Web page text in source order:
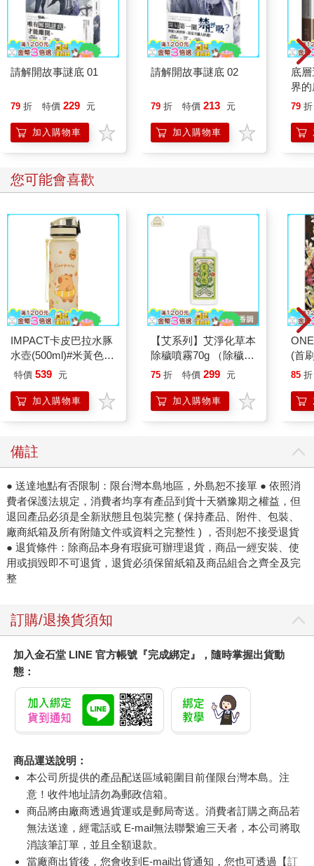
請解開故事謎底 01
79 折 特價 229 元
加入購物車
請解開故事謎底 02
79 折 特價 213 元
加入購物車
底
界
79 折
您可能會喜歡
IMPACT卡皮巴拉水豚
水壺(500ml)#米黃色
IM00B18YL
特價 539 元
加入購物車
【艾系列】艾淨化草本
除穢噴霧70g （除穢/
平安/淨化/艾草/芙蓉/
另有多瓶組優惠賣場
75 折 特價 299 元
加入購物車
(首
85 折
備註
● 送達地點有否限制：限台灣本島地區，外島恕不接單 ● 依照消
費者保護法規定，消費者均享有產品到貨十天猶豫期之權益，但
退回產品必須是全新狀態且包裝完整 ( 保持產品、附件、包裝、
廠商紙箱及所有附隨文件或資料之完整性 ) ，否則恕不接受退貨
● 退貨條件：除商品本身有瑕疵可辦理退貨，商品一經安裝、使
用或損毀即不可退貨，退貨必須保留紙箱及商品組合之齊全及完
整
訂購/退換貨須知
加入金石堂 LINE 官方帳號『完成綁定』，隨時掌握出貨動
態：
商品運送說明：
本公司所提供的產品配送區域範圍目前僅限台灣本島。注
意！收件地址請勿為郵政信箱。
商品將由廠商透過貨運或是郵局寄送。消費者訂購之商品若
無法送達，經電話或 E-mail無法聯繫逾三天者，本公司將取
消該筆訂單，並且全額退款。
當廠商出貨後，您會收到E-mail出貨通知，您也可透過【訂